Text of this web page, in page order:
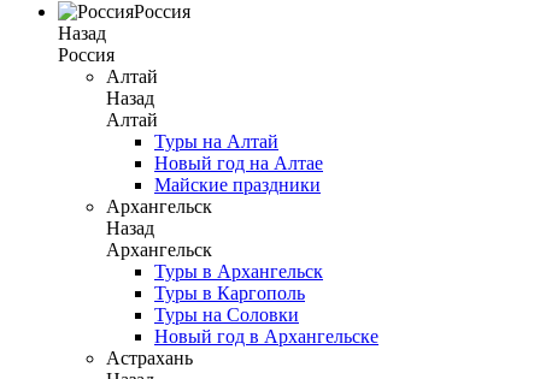
Россия
Назад
Россия
Алтай
Назад
Алтай
Туры на Алтай
Новый год на Алтае
Майские праздники
Архангельск
Назад
Архангельск
Туры в Архангельск
Туры в Каргополь
Туры на Соловки
Новый год в Архангельске
Астрахань